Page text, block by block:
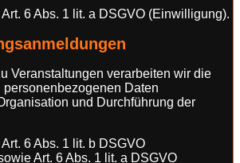
Art. 6 Abs. 1 lit. a DSGVO (Einwilligung).
Veranstaltungen verarbeiten wir die
Daten
und Durchführung der
Art. 6 Abs. 1 lit. b DSGVO
Art. 6 Abs. 1 lit. a DSGVO